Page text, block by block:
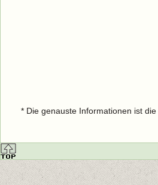
* Die genauste Informationen ist